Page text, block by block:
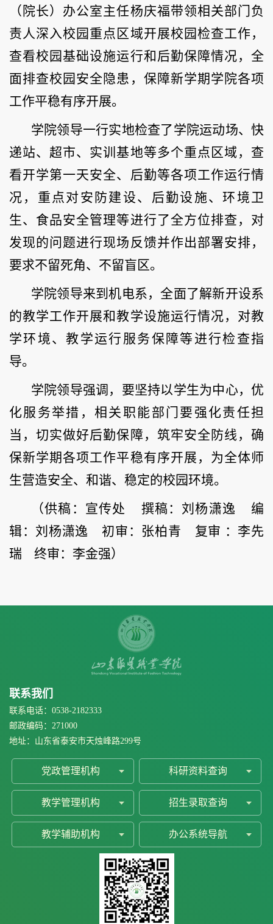
（院长）办公室主任杨庆福带领相关部门负
责人深入校园重点区域开展校园检查工作，
查看校园基础设施运行和后勤保障情况，全
面排查校园安全隐患，保障新学期学院各项
工作平稳有序开展。
学院领导一行实地检查了学院运动场、快
递站、超市、实训基地等多个重点区域，查
看开学第一天安全、后勤等各项工作运行情
况，重点对安防建设、后勤设施、环境卫
生、食品安全管理等进行了全方位排查，对
发现的问题进行现场反馈并作出部署安排，
要求不留死角、不留盲区。
学院领导来到机电系，全面了解新开设系
的教学工作开展和教学设施运行情况，对教
学环境、教学运行服务保障等进行检查指
导。
学院领导强调，要坚持以学生为中心，优
化服务举措，相关职能部门要强化责任担
当，切实做好后勤保障，筑牢安全防线，确
保新学期各项工作平稳有序开展，为全体师
生营造安全、和谐、稳定的校园环境。
（供稿：宣传处 撰稿：刘杨潇逸 编
辑：刘杨潇逸 初审：张柏青 复审 ：李先
瑞 终审：李金强）
联系我们
联系电话：0538-2182333
邮政编码：271000
地址：山东省泰安市天烛峰路299号
党政管理机构 科研资料查询
教学管理机构 招生录取查询
教学辅助机构 办公系统导航